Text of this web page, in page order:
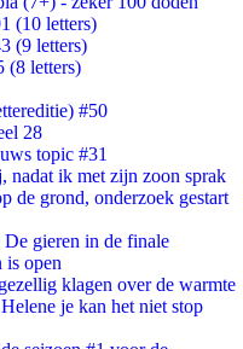
(10 letters)
(9 letters)
(8 letters)
#50
28
topic #31
nadat ik met zijn zoon sprak
de grond, onderzoek gestart
gieren in de finale
is open
klagen over de warmte
je kan het niet stop